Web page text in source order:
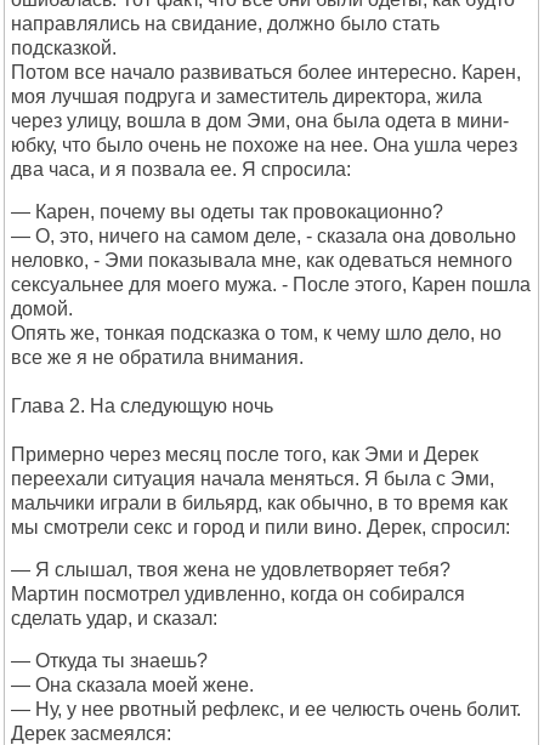
направлялись на свидание, должно было стать
подсказкой.
Потом все начало развиваться более интересно. Карен,
моя лучшая подруга и заместитель директора, жила
через улицу, вошла в дом Эми, она была одета в мини-
юбку, что было очень не похоже на нее. Она ушла через
два часа, и я позвала ее. Я спросила:
— Карен, почему вы одеты так провокационно?
— О, это, ничего на самом деле, - сказала она довольно
неловко, - Эми показывала мне, как одеваться немного
сексуальнее для моего мужа. - После этого, Карен пошла
домой.
Опять же, тонкая подсказка о том, к чему шло дело, но
все же я не обратила внимания.
Глава 2. На следующую ночь
Примерно через месяц после того, как Эми и Дерек
переехали ситуация начала меняться. Я была с Эми,
мальчики играли в бильярд, как обычно, в то время как
мы смотрели секс и город и пили вино. Дерек, спросил:
— Я слышал, твоя жена не удовлетворяет тебя?
Мартин посмотрел удивленно, когда он собирался
сделать удар, и сказал:
— Откуда ты знаешь?
— Она сказала моей жене.
— Ну, у нее рвотный рефлекс, и ее челюсть очень болит.
Дерек засмеялся: